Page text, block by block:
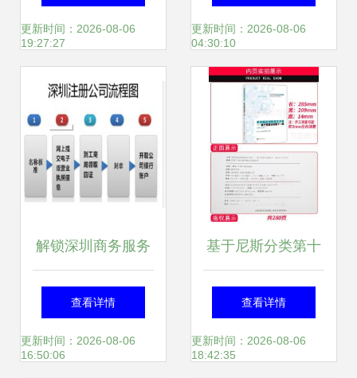
市工商联小微企业
海服务站成功举办
更新时间：2026-08-06
19:27:27
发展推进会 工商咨
询赋能区域创新生
态升级
更新时间：2026-08-06
04:30:10
解锁深圳商务服务
新标杆 华智中天公
司注册全流程解析
查看详情
更新时间：2026-08-06
16:50:06
基于尼斯分类第十
一版2018文本的类
似商品与服务区分
查看详情
更新时间：2026-08-06
18:42:35